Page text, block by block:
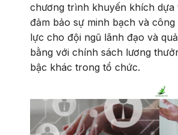
chương trình khuyến khích dựa
đảm bảo sự minh bạch và
lực cho đội ngũ lãnh đạo và
bằng với chính sách lương
bậc khác trong tổ chức.